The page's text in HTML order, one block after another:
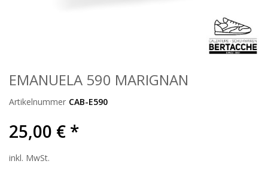
EMANUELA 590 MARIGNAN
Artikelnummer CAB-E590
25,00 € *
inkl. MwSt.